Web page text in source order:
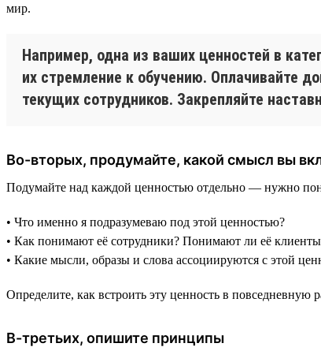
мир.
Например, одна из ваших ценностей в
их стремление к обучению. Оплачивайте
текущих сотрудников. Закрепляйте
Во-вторых, продумайте, какой смысл вы
Подумайте над каждой ценностью отдельно — нужно
• Что именно я подразумеваю под этой ценностью?
• Как понимают её сотрудники? Понимают ли её
• Какие мысли, образы и слова ассоциируются с этой
Определите, как встроить эту ценность в
В-третьих, опишите принципы